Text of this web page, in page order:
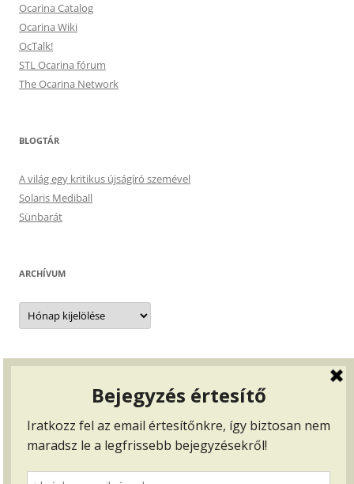
Ocarina Catalog
Ocarina Wiki
OcTalk!
STL Ocarina fórum
The Ocarina Network
BLOGTÁR
A világ egy kritikus újságíró szemével
Solaris Mediball
Sünbarát
ARCHÍVUM
Archívum
Bejegyzések hírcsatorna
Hozzászólások hírcsatorna
WordPress Magyarország